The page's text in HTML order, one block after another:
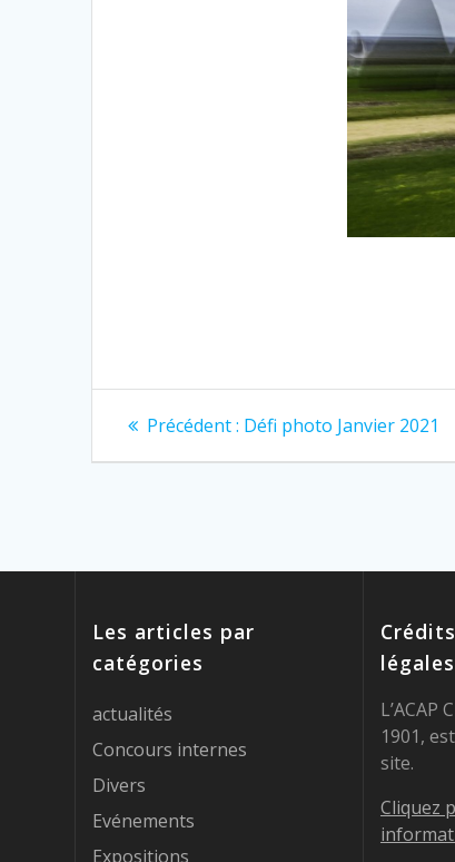
Navigation
de
Précédent : Article
Défi photo Janvier 2021
Les articles par
catégories
actualités
Concours internes
Divers
Evénements
Expositions
légales
L’ACAP
1901,
site.
Cliquez